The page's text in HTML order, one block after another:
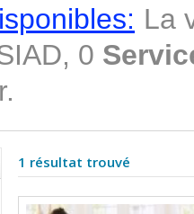
La
0
1 résultat trouvé